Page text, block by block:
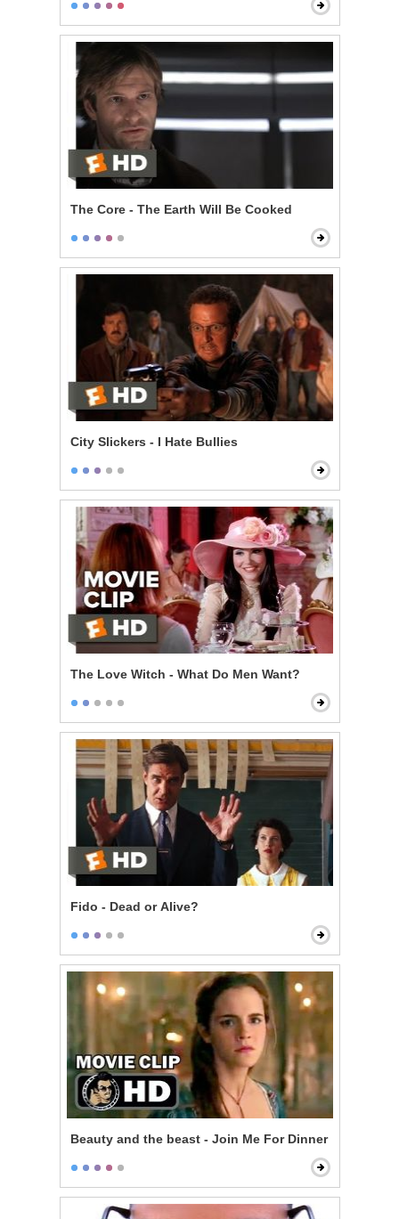
The Core - The Earth Will Be Cooked
City Slickers - I Hate Bullies
The Love Witch - What Do Men Want?
Fido - Dead or Alive?
Beauty and the beast - Join Me For Dinner